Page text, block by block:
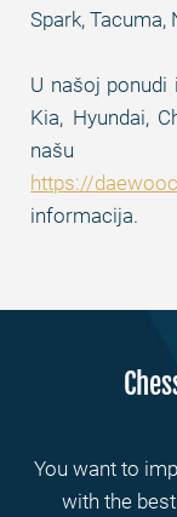
Spark, Tacuma,
U našoj ponudi
Kia, Hyundai,
našu
https://
informacija.
You want to
with the